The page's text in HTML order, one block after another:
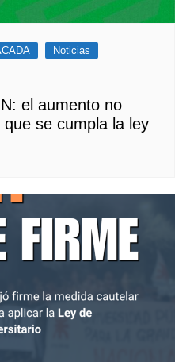
Noticias
el aumento no
se cumpla la ley